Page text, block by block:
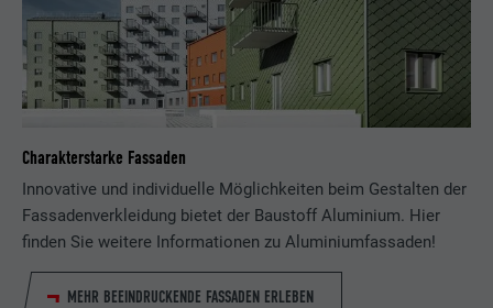
Charakterstarke Fassaden
Innovative und individuelle Möglichkeiten beim Gestalten der
Fassadenverkleidung bietet der Baustoff Aluminium. Hier
finden Sie weitere Informationen zu Aluminiumfassaden!
MEHR BEEINDRUCKENDE FASSADEN ERLEBEN